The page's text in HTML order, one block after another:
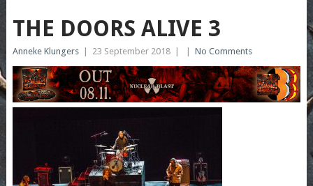
THE DOORS ALIVE 3
Anneke Klungers 23 September 2018 No Comments